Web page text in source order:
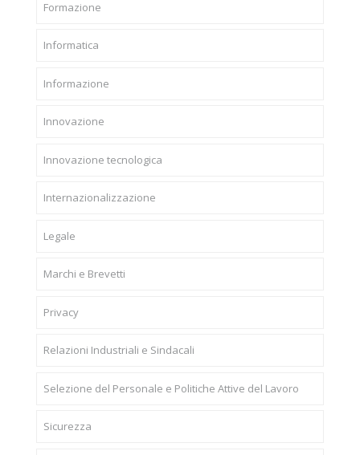
Formazione
Informatica
Informazione
Innovazione
Innovazione tecnologica
Internazionalizzazione
Legale
Marchi e Brevetti
Privacy
Relazioni Industriali e Sindacali
Selezione del Personale e Politiche Attive del Lavoro
Sicurezza